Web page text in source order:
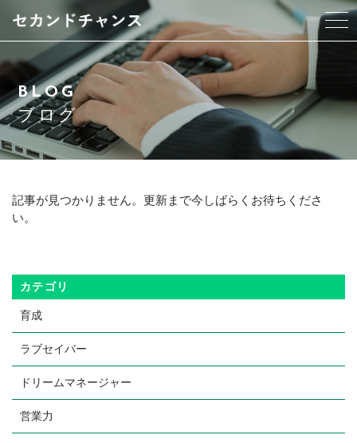
当事務所について
ビジネスパートナー紹介
サービス紹介
よくある質問
お問い合わせ
CONTACT
24時間受付中
BLOG
ブログ
記事が見つかりません。更新まで今しばらくお待ちくださ
い。
カテゴリ
育成
ラブセイバー
ドリームマネージャー
営業力